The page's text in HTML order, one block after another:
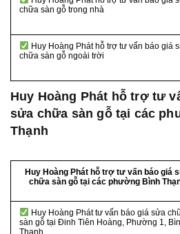
chữa sàn gỗ trong nhà
Huy Hoàng Phát hỗ trợ tư vấn báo giá
chữa sàn gỗ ngoài trời
Huy Hoàng Phát hỗ trợ tư
sửa chữa sàn gỗ tại các
Thạnh
Huy Hoàng Phát hỗ trợ tư vấn báo giá
chữa sàn gỗ tại các phường Bình
Huy Hoàng Phát tư vấn báo giá sửa
sàn gỗ tại Đinh Tiên Hoàng, Phường 1,
Thạnh